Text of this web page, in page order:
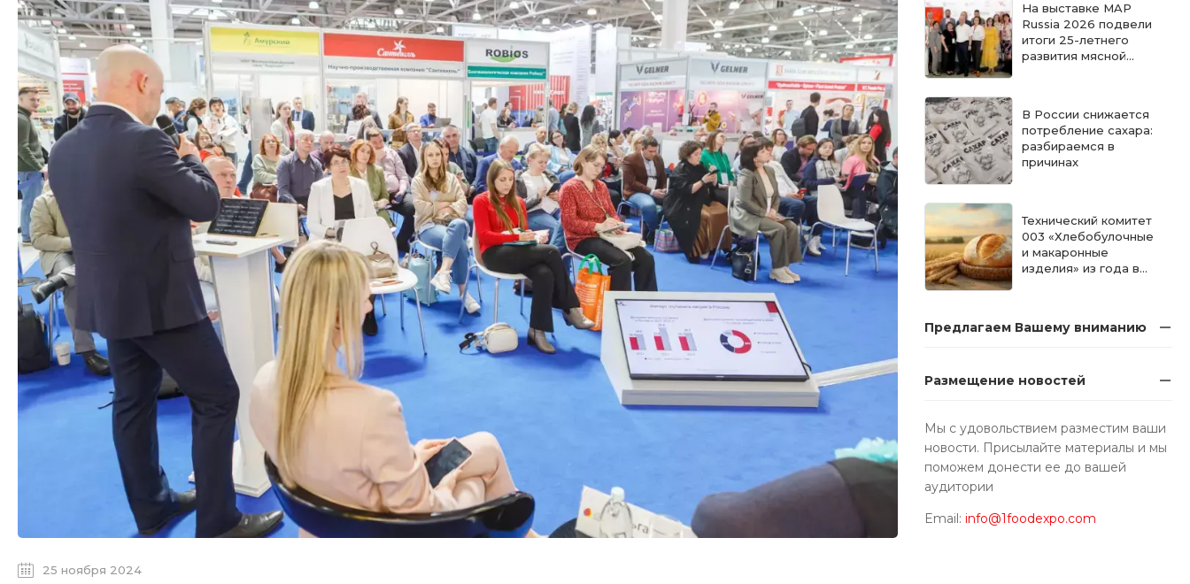
25 ноября 2024
На выставке MAP
Russia 2026 подвели
итоги 25-летнего
развития мясной
В России снижается
потребление сахара:
разбираемся в
причинах
Технический комитет
003 «Хлебобулочные
и макаронные
изделия» из года в
эффективности
Предлагаем Вашему вниманию
Размещение новостей
Мы с удовольствием разместим ваши
новости. Присылайте материалы и мы
поможем донести ее до вашей
аудитории
Email: info@1foodexpo.com